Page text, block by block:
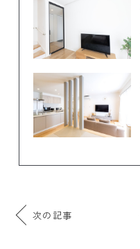
次の記事